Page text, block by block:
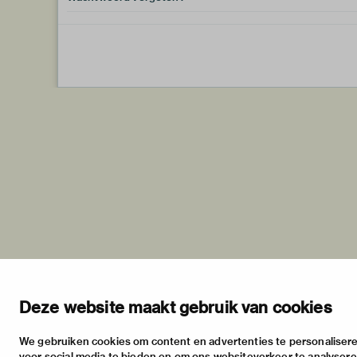
Deze website maakt gebruik van cookies
We gebruiken cookies om content en advertenties te